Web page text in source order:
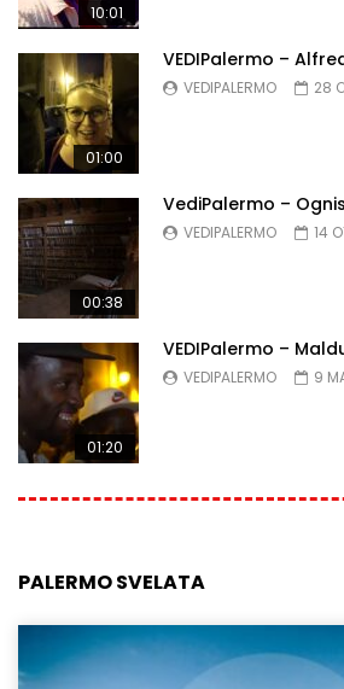
10:01
01:00
VEDIPalermo –
VEDIPALERMO 28
00:38
VediPalermo –
VEDIPALERMO 14
01:20
VEDIPalermo –
VEDIPALERMO 9
PALERMO SVELATA